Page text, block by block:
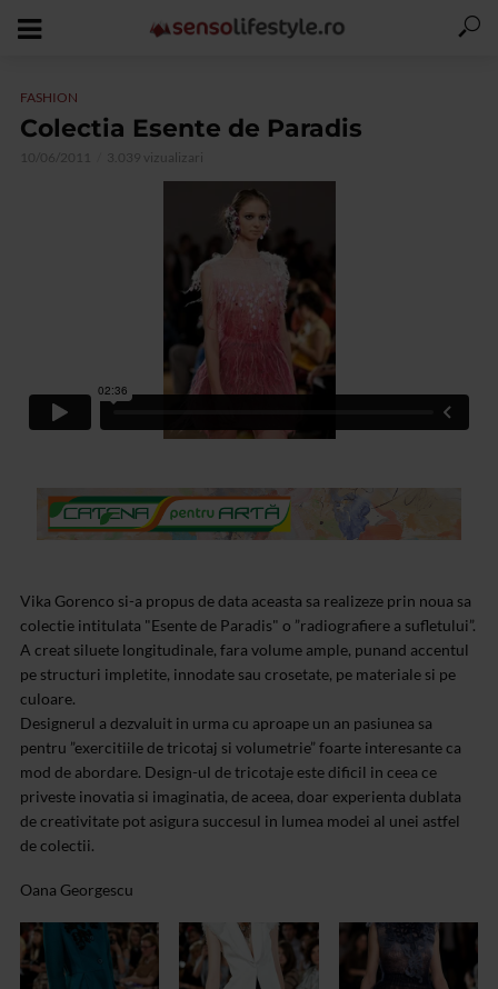
FASHION
Colectia Esente de Paradis
10/06/2011 3.039 vizualizari
Vika Gorenco si-a propus de data aceasta sa realizeze prin noua sa
colectie intitulata "Esente de Paradis" o ”radiografiere a sufletului”.
A creat siluete longitudinale, fara volume ample, punand accentul
pe structuri impletite, innodate sau crosetate, pe materiale si pe
culoare.
Designerul a dezvaluit in urma cu aproape un an pasiunea sa
pentru ”exercitiile de tricotaj si volumetrie” foarte interesante ca
mod de abordare. Design-ul de tricotaje este dificil in ceea ce
priveste inovatia si imaginatia, de aceea, doar experienta dublata
de creativitate pot asigura succesul in lumea modei al unei astfel
de colectii.
Oana Georgescu